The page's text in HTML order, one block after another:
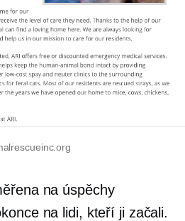
na úspěchy
na lidi, kteří ji začali.